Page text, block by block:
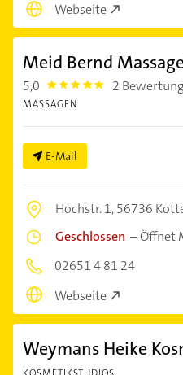
Webseite
Meid Bernd
5,0 5.0 2
MASSAGEN
E-Mail
Hochstr. 1,56736
Geschlossen –Öffnet
02651 4 81 24
Webseite
Weymans Heike